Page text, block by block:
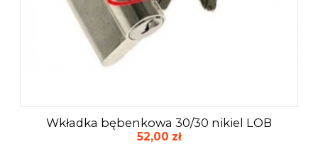
Wkładka bębenkowa 30/30 nikiel LOB
52,00 zł